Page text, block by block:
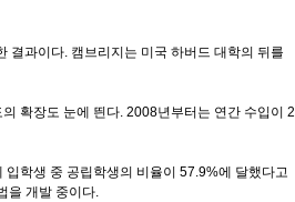
결과이다. 캠브리지는 미국 하버드 대학의 뒤를
확장도 눈에 띈다. 2008년부터는 연간 수입이 2
학생 중 공립학생의 비율이 57.9%에 달했다고
을 개발 중이다.